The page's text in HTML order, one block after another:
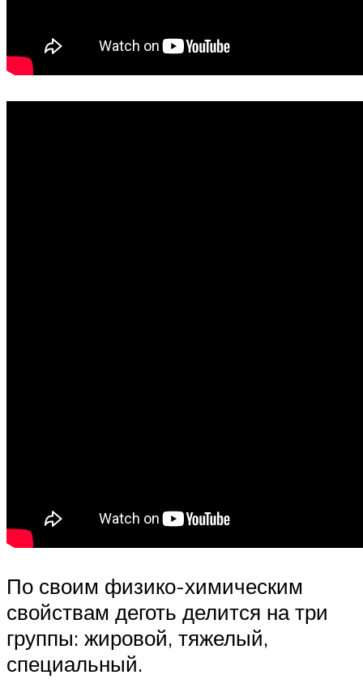
По своим физико-химическим
свойствам деготь делится на три
группы: жировой, тяжелый,
специальный.